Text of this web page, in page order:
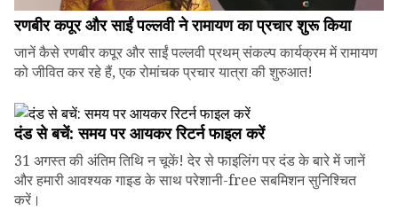
रणबीर कपूर और साईं पल्लवी ने रामायण का प्रचार शुरू किया
जानें कैसे रणबीर कपूर और साईं पल्लवी प्रथम् संकल्प कार्यक्रम में रामायण
को जीवित कर रहे हैं, एक रोमांचक प्रचार यात्रा की शुरुआत!
दंड से बचें: समय पर आयकर रिटर्न फाइल करें
31 अगस्त की अंतिम तिथि न चूकें! देर से फाइलिंग पर दंड के बारे में जानें
और हमारी आवश्यक गाइड के साथ परेशानी-free सबमिशन सुनिश्चित
करें।